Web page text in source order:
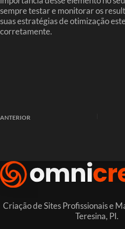
sempre testar e monitorar os
suas estratégias de otimização
corretamente.
ANTERIOR
Criação de Sites Profissionais e
Teresina, PI.